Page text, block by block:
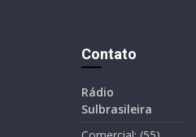
Contato
Rádio
Sulbrasileira